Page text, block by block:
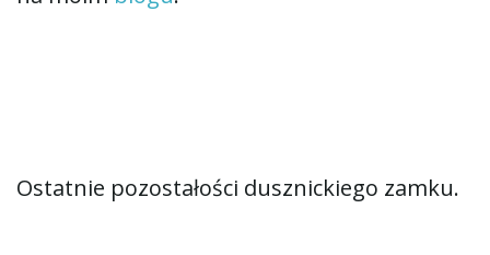
Ostatnie pozostałości dusznickiego zamku.